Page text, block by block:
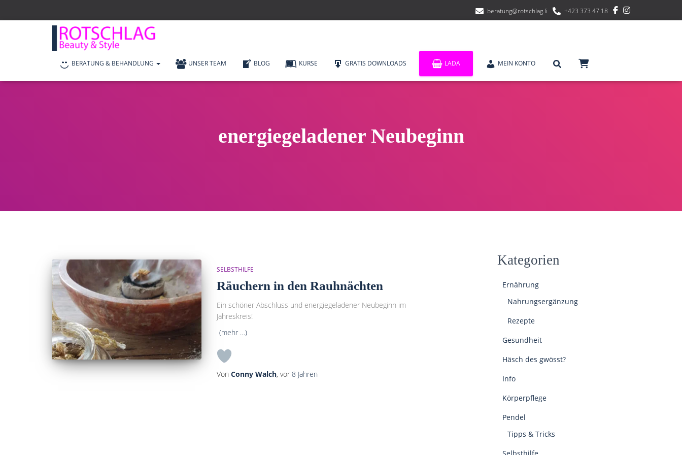
beratung@rotschlag.li +423 373 47 18
BERATUNG & BEHANDLUNG UNSER TEAM BLOG KURSE GRATIS DOWNLOADS LADA MEIN KONTO
energiegeladener Neubeginn
SELBSTHILFE
Räuchern in den Rauhnächten
Ein schöner Abschluss und energiegeladener Neubeginn im
Jahreskreis!
(mehr …)
Von Conny Walch, vor 8 Jahren
Kategorien
Ernährung
Nahrungsergänzung
Rezepte
Gesundheit
Häsch des gwösst?
Info
Körperpflege
Pendel
Tipps & Tricks